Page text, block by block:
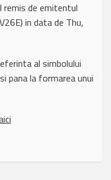
remis de emitentul
in data de Thu,
al simbolului
pana la formarea unui